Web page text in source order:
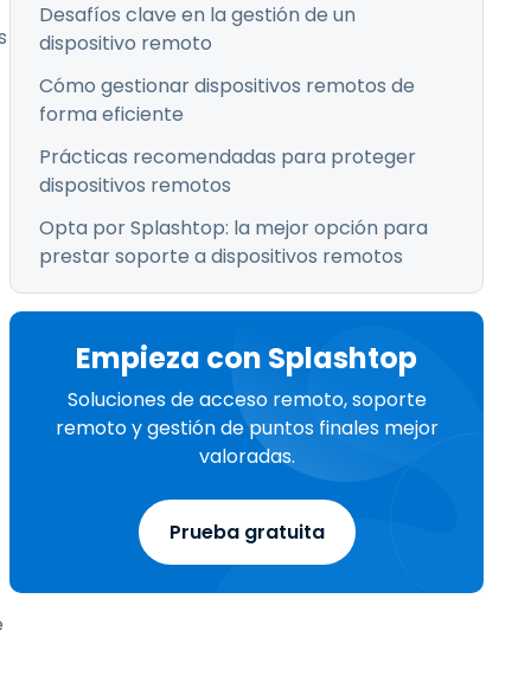
Desafíos clave en la gestión de un
dispositivo remoto
Cómo gestionar dispositivos remotos de
forma eficiente
Prácticas recomendadas para proteger
dispositivos remotos
Opta por Splashtop: la mejor opción para
prestar soporte a dispositivos remotos
Empieza con Splashtop
Soluciones de acceso remoto, soporte
remoto y gestión de puntos finales mejor
valoradas.
Prueba gratuita